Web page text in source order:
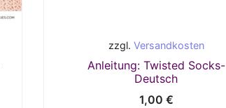
zzgl. Versandkosten
Anleitung: Twisted Socks-
Deutsch
1,00 €